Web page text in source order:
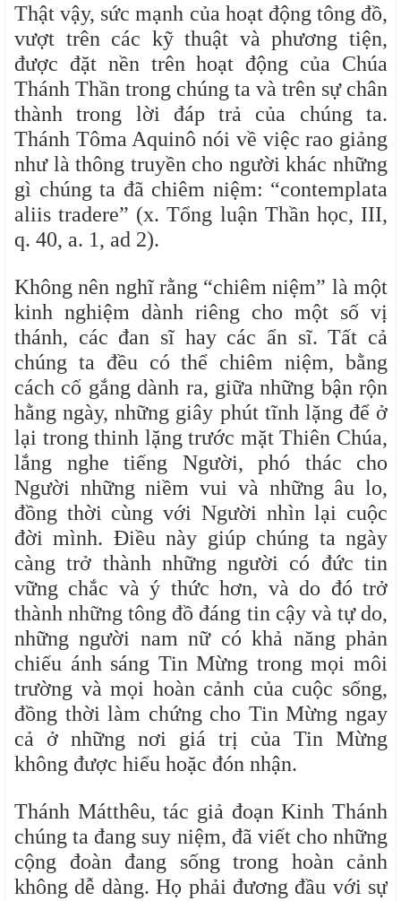
Thật vậy, sức mạnh của hoạt động tông đồ,
vượt trên các kỹ thuật và phương tiện,
được đặt nền trên hoạt động của Chúa
Thánh Thần trong chúng ta và trên sự chân
thành trong lời đáp trả của chúng ta.
Thánh Tôma Aquinô nói về việc rao giảng
như là thông truyền cho người khác những
gì chúng ta đã chiêm niệm: “contemplata
aliis tradere” (x. Tổng luận Thần học, III,
q. 40, a. 1, ad 2).
Không nên nghĩ rằng “chiêm niệm” là một
kinh nghiệm dành riêng cho một số vị
thánh, các đan sĩ hay các ẩn sĩ. Tất cả
chúng ta đều có thể chiêm niệm, bằng
cách cố gắng dành ra, giữa những bận rộn
hằng ngày, những giây phút tĩnh lặng để ở
lại trong thinh lặng trước mặt Thiên Chúa,
lắng nghe tiếng Người, phó thác cho
Người những niềm vui và những âu lo,
đồng thời cùng với Người nhìn lại cuộc
đời mình. Điều này giúp chúng ta ngày
càng trở thành những người có đức tin
vững chắc và ý thức hơn, và do đó trở
thành những tông đồ đáng tin cậy và tự do,
những người nam nữ có khả năng phản
chiếu ánh sáng Tin Mừng trong mọi môi
trường và mọi hoàn cảnh của cuộc sống,
đồng thời làm chứng cho Tin Mừng ngay
cả ở những nơi giá trị của Tin Mừng
không được hiểu hoặc đón nhận.
Thánh Mátthêu, tác giả đoạn Kinh Thánh
chúng ta đang suy niệm, đã viết cho những
cộng đoàn đang sống trong hoàn cảnh
không dễ dàng. Họ phải đương đầu với sự